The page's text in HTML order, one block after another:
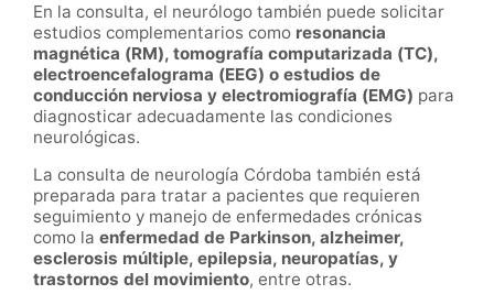
En la consulta, el neurólogo también puede solicitar
estudios complementarios como resonancia
magnética (RM), tomografía computarizada (TC),
electroencefalograma (EEG) o estudios de
conducción nerviosa y electromiografía (EMG) para
diagnosticar adecuadamente las condiciones
neurológicas.
La consulta de neurología Córdoba también está
preparada para tratar a pacientes que requieren
seguimiento y manejo de enfermedades crónicas
como la enfermedad de Parkinson, alzheimer,
esclerosis múltiple, epilepsia, neuropatías, y
trastornos del movimiento, entre otras.